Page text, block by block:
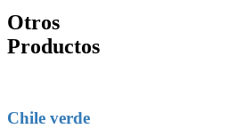
Otros
Productos
Chile verde